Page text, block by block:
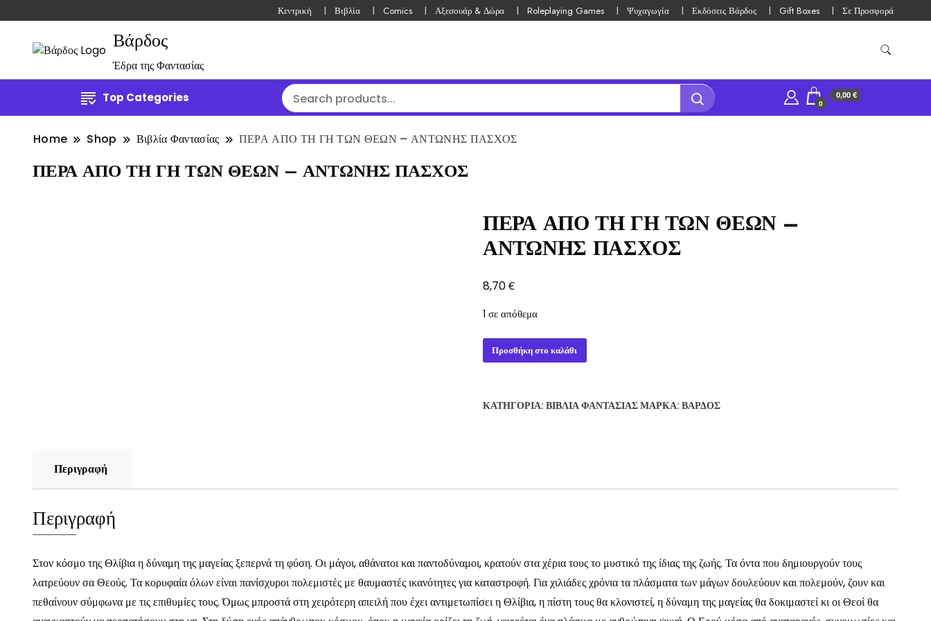
Κεντρική Βιβλία Comics Αξεσουάρ & Δώρα Roleplaying Games Ψυχαγωγία Εκδόσεις Βάρδος Gift Boxes Σε Προσφορά
Βάρδος
Έδρα της Φαντασίας
Top Categories 0
0,00 €
Home Shop Βιβλία Φαντασίας ΠΕΡΑ ΑΠΟ ΤΗ ΓΗ ΤΩΝ ΘΕΩΝ – ΑΝΤΩΝΗΣ ΠΑΣΧΟΣ
ΠΕΡΑ ΑΠΟ ΤΗ ΓΗ ΤΩΝ ΘΕΩΝ – ΑΝΤΩΝΗΣ ΠΑΣΧΟΣ
ΠΕΡΑ ΑΠΟ ΤΗ ΓΗ ΤΩΝ ΘΕΩΝ –
ΑΝΤΩΝΗΣ ΠΑΣΧΟΣ
8,70€
1 σε απόθεμα
ΠΕΡΑ
ΑΠΟ
ΤΩΝ
Προσθήκη στο καλάθι
ΚΑΤΗΓΟΡΊΑ: ΒΙΒΛΊΑ ΦΑΝΤΑΣΊΑΣΜΆΡΚΑ: ΒΆΡΔΟΣ
Περιγραφή
Περιγραφή
Στον κόσμο της Θλίβια η δύναμη της μαγείας ξεπερνά τη φύση. Οι μάγοι, αθάνατοι και παντοδύναμοι, κρατούν στα χέρια τους το μυστικό της ίδιας της ζωής. Τα όντα που δημιουργούν τους
λατρεύουν σα Θεούς. Τα κορυφαία όλων είναι πανίσχυροι πολεμιστές με θαυμαστές ικανότητες για καταστροφή. Για χιλιάδες χρόνια τα πλάσματα των μάγων δουλεύουν και πολεμούν, ζουν και
πεθαίνουν σύμφωνα με τις επιθυμίες τους. Όμως μπροστά στη χειρότερη απειλή που έχει αντιμετωπίσει η Θλίβια, η πίστη τους θα κλονιστεί, η δύναμη της μαγείας θα δοκιμαστεί κι οι Θεοί θα